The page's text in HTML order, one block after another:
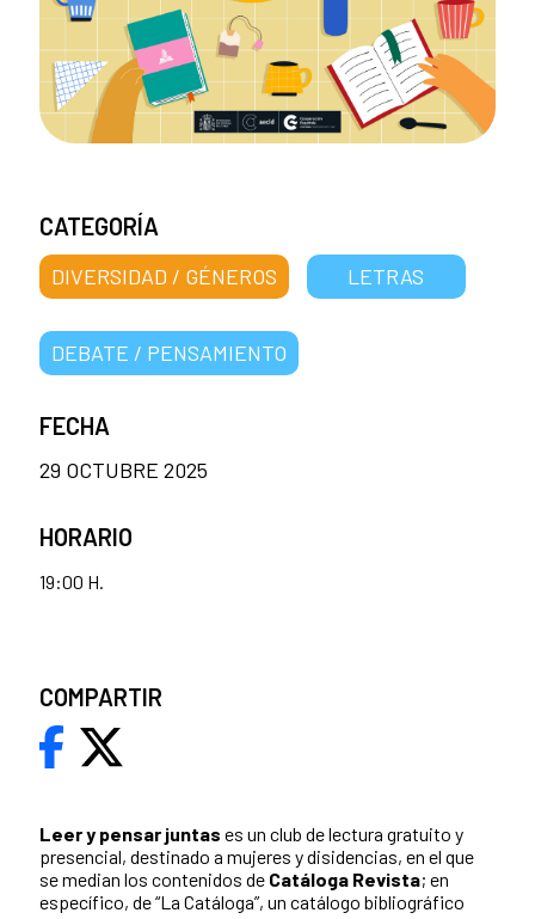
Leer y pensar juntas es un club de lectura gratuito y
presencial, destinado a mujeres y disidencias, en el que
se median los contenidos de Catáloga Revista; en
específico, de “La Catáloga”, un catálogo bibliográfico
CATEGORÍA
DIVERSIDAD / GÉNEROS LETRAS
DEBATE / PENSAMIENTO
FECHA
29 OCTUBRE 2025
HORARIO
19:00 H.
COMPARTIR